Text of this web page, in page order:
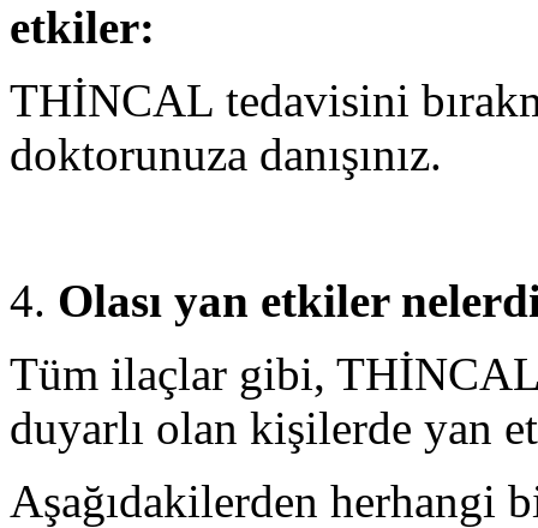
etkiler:
THİNCAL tedavisini
doktorunuza danışınız.
Olası yan etkiler
Tüm ilaçlar gibi,
duyarlı olan kişilerde yan
Aşağıdakilerden herhangi